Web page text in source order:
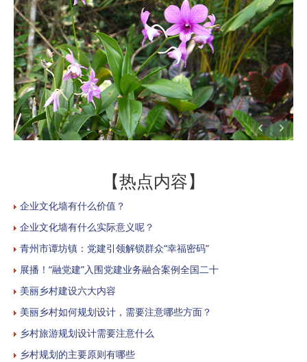
【热点内容】
企业文化墙有什么价值？
企业文化墙有什么实际意义呢？
青州市谭坊镇：党建引领解锁群众“幸福密码”
展播！“融党建”入围党建业务融合案例全国二十
美丽乡村建设六大内容
美丽乡村如何规划设计，需要注意哪些方面？
乡村旅游规划设计需要注意什么
乡村规划的主要原则有哪些